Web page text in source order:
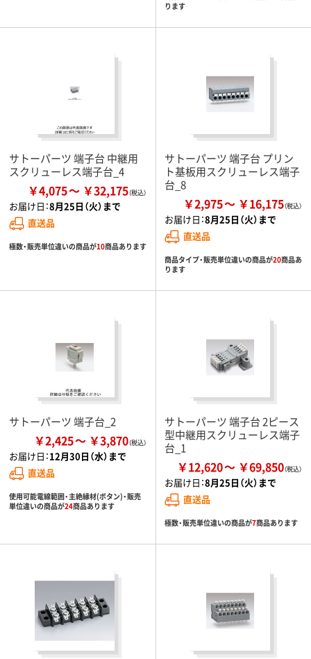
ります
サトーパーツ 端子台 中継用
スクリューレス端子台_4
￥4,075 ￥32,175
お届け日：8月25日（火）まで
直送品
極数・販売単位違いの商品が10商品あります
サトーパーツ 端子台 プリン
ト基板用スクリューレス端子
台_8
￥2,975 ￥16,175
お届け日：8月25日（火）まで
直送品
商品タイプ・販売単位違いの商品が20商品あ
ります
サトーパーツ 端子台_2
￥2,425 ￥3,870
お届け日：12月30日（水）まで
直送品
使用可能電線範囲・主絶縁材(ボタン)・販売
単位違いの商品が24商品あります
サトーパーツ 端子台 2ピース
型中継用スクリューレス端子
台_1
￥12,620 ￥69,850
お届け日：8月25日（火）まで
直送品
極数・販売単位違いの商品が7商品あります